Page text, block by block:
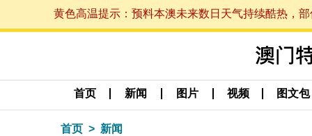
黄色高温提示：预料本澳未来数日天气持续酷热，
首页 新闻 图片 视频 图文包
首页 新闻